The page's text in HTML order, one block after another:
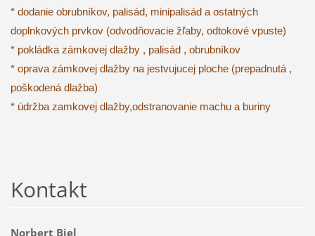
* dodanie obrubníkov, palisád, minipalisád a ostatných
doplnkových prvkov (odvodňovacie žľaby, odtokové vpuste)
* pokládka zámkovej dlažby , palisád , obrubníkov
* oprava zámkovej dlažby na jestvujucej ploche (prepadnutá ,
poškodená dlažba)
* údržba zamkovej dlažby,odstranovanie machu a buriny
Kontakt
Norbert Bjel